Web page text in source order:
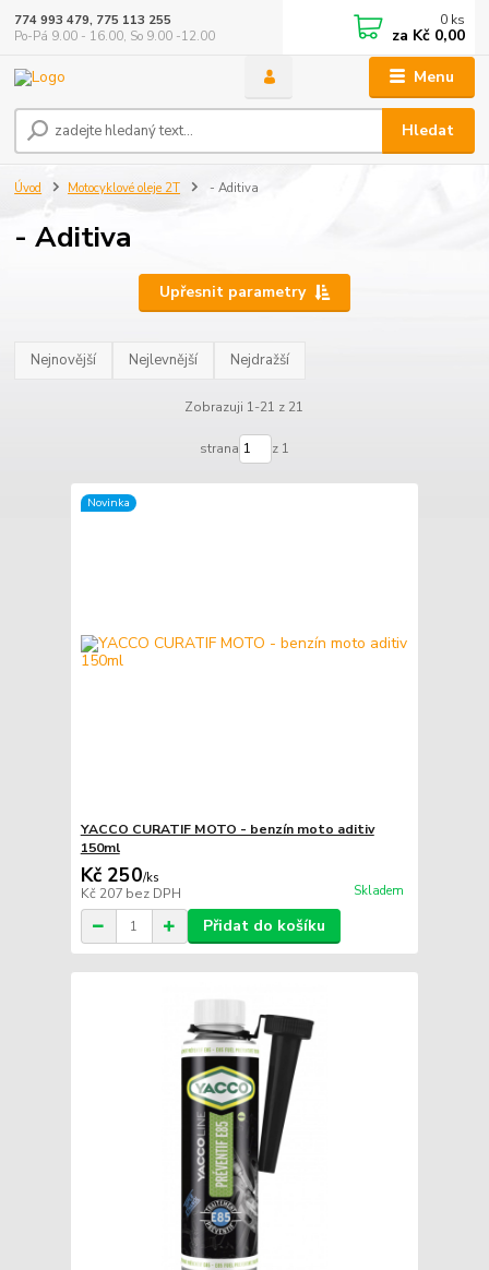
Menu
Hledat
774 993 479, 775 113 255
Po-Pá 9.00 - 16.00, So 9.00 -12.00
0 ks
za Kč 0,00
Úvod Motocyklové oleje 2T - Aditiva
- Aditiva
Upřesnit parametry
Nejnovější Nejlevnější Nejdražší
Zobrazuji 1-21 z 21
strana z 1
Novinka
YACCO CURATIF MOTO - benzín moto aditiv
150ml
Kč 250/ks
Kč 207 bez DPH Skladem
Přidat do košíku